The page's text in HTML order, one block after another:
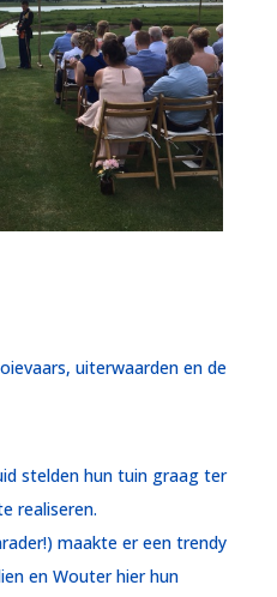
uiterwaarden en de
stelden hun tuin graag ter
realiseren.
maakte er een trendy
en Wouter hier hun